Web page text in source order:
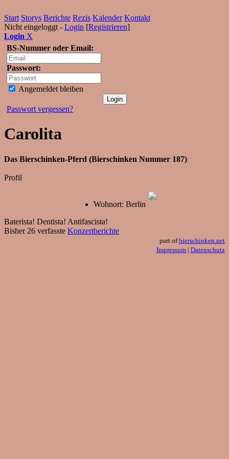
Start Storys Berichte Rezis Kalender Kontakt
Nicht eingeloggt - Login [Registrieren]
Login X
BS-Nummer oder Email:
Passwort:
Angemeldet bleiben
Passwort vergessen?
Carolita
Das Bierschinken-Pferd (Bierschinken Nummer 187)
Profil
Wohnort: Berlin
Baterista! Dentista! Antifascista!
Bisher 26 verfasste Konzertberichte
part ofbierschinken.net
Impressum | Datenschutz